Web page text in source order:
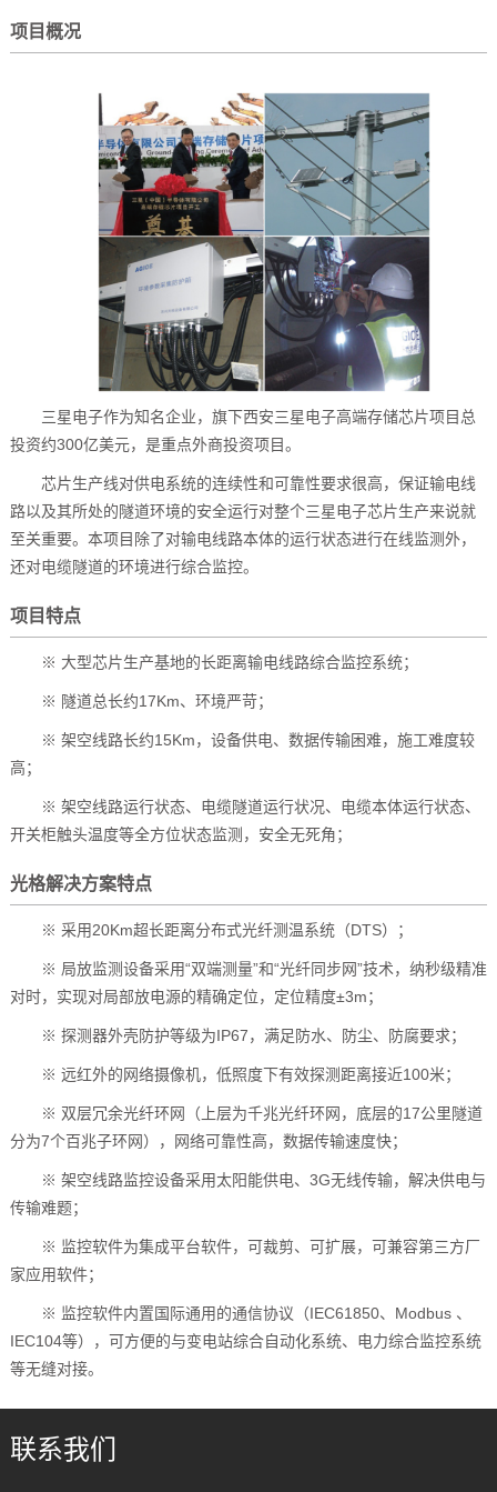
项目概况
三星电子作为知名企业，旗下西安三星电子高端存储芯片项目总
投资约300亿美元，是重点外商投资项目。
芯片生产线对供电系统的连续性和可靠性要求很高，保证输电线
路以及其所处的隧道环境的安全运行对整个三星电子芯片生产来说就
至关重要。本项目除了对输电线路本体的运行状态进行在线监测外，
还对电缆隧道的环境进行综合监控。
项目特点
※ 大型芯片生产基地的长距离输电线路综合监控系统；
※ 隧道总长约17Km、环境严苛；
※ 架空线路长约15Km，设备供电、数据传输困难，施工难度较
高；
※ 架空线路运行状态、电缆隧道运行状况、电缆本体运行状态、
开关柜触头温度等全方位状态监测，安全无死角；
光格解决方案特点
※ 采用20Km超长距离分布式光纤测温系统（DTS）；
※ 局放监测设备采用“双端测量”和“光纤同步网”技术，纳秒级精准
对时，实现对局部放电源的精确定位，定位精度±3m；
※ 探测器外壳防护等级为IP67，满足防水、防尘、防腐要求；
※ 远红外的网络摄像机，低照度下有效探测距离接近100米；
※ 双层冗余光纤环网（上层为千兆光纤环网，底层的17公里隧道
分为7个百兆子环网），网络可靠性高，数据传输速度快；
※ 架空线路监控设备采用太阳能供电、3G无线传输，解决供电与
传输难题；
※ 监控软件为集成平台软件，可裁剪、可扩展，可兼容第三方厂
家应用软件；
※ 监控软件内置国际通用的通信协议（IEC61850、Modbus 、
IEC104等），可方便的与变电站综合自动化系统、电力综合监控系统
等无缝对接。
联系我们